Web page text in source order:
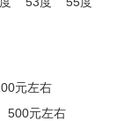
元左右
500元左右